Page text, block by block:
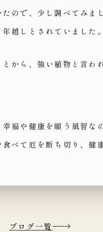
ので、少し調べてみま
越しとされていました。
から、強い植物と言われ
福や健康を願う風習な
べて厄を断ち切り、健
ブログ一覧